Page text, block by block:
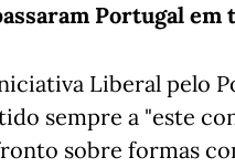
Portugal em
Liberal pelo
sempre a "este
sobre formas